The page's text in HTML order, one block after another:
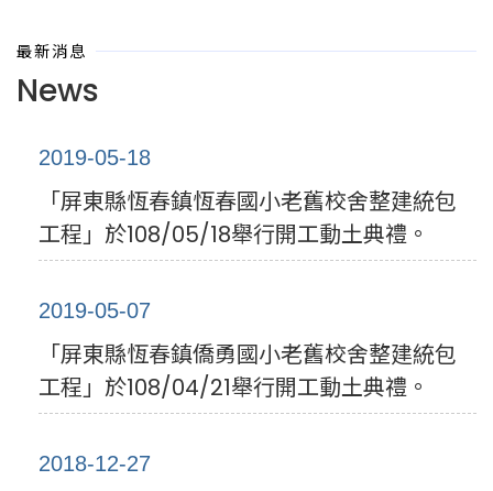
最新消息
News
2019-05-18
「屏東縣恆春鎮恆春國小老舊校舍整建統包
工程」於108/05/18舉行開工動土典禮。
2019-05-07
「屏東縣恆春鎮僑勇國小老舊校舍整建統包
工程」於108/04/21舉行開工動土典禮。
2018-12-27